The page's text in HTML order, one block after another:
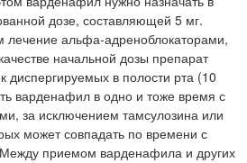
дозе, составляющей 5 мг.
альфа-адреноблокаторами,
начальной дозы препарат
диспергируемых в полости рта (10
варденафил в одно и тоже время с
за исключением тамсулозина или
может совпадать по времени с
приемом варденафила и других